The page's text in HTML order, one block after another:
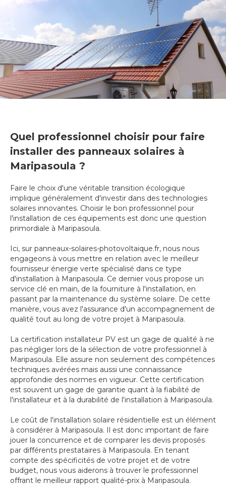
Quel professionnel choisir pour faire
installer des panneaux solaires à
Maripasoula ?
Faire le choix d'une véritable transition écologique
implique généralement d'investir dans des technologies
solaires innovantes. Choisir le bon professionnel pour
l'installation de ces équipements est donc une question
primordiale à Maripasoula.
Ici, sur panneaux-solaires-photovoltaique.fr, nous nous
engageons à vous mettre en relation avec le meilleur
fournisseur énergie verte spécialisé dans ce type
d'installation à Maripasoula. Ce dernier vous propose un
service clé en main, de la fourniture à l'installation, en
passant par la maintenance du système solaire. De cette
manière, vous avez l'assurance d'un accompagnement de
qualité tout au long de votre projet à Maripasoula.
La certification installateur PV est un gage de qualité à ne
pas négliger lors de la sélection de votre professionnel à
Maripasoula. Elle assure non seulement des compétences
techniques avérées mais aussi une connaissance
approfondie des normes en vigueur. Cette certification
est souvent un gage de garantie quant à la fiabilité de
l'installateur et à la durabilité de l'installation à Maripasoula.
Le coût de l'installation solaire résidentielle est un élément
à considérer à Maripasoula. Il est donc important de faire
jouer la concurrence et de comparer les devis proposés
par différents prestataires à Maripasoula. En tenant
compte des spécificités de votre projet et de votre
budget, nous vous aiderons à trouver le professionnel
offrant le meilleur rapport qualité-prix à Maripasoula.